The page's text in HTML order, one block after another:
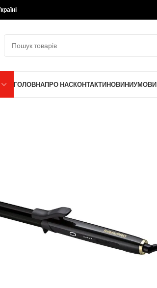
ГОЛОВНАПРО НАСКОНТАКТИНОВИНИУМОВИ
з офіційною гарантією 12 місяців